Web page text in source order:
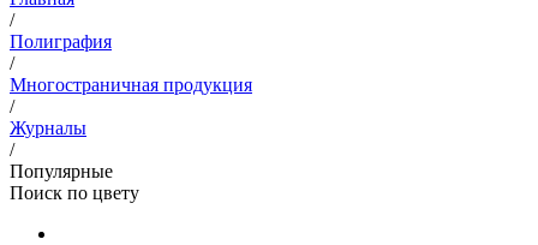
/
Полиграфия
/
Многостраничная продукция
/
Журналы
/
Популярные
Поиск по цвету